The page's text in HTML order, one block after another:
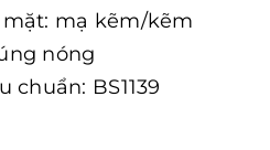
mặt: mạ kẽm/kẽm
nóng
chuẩn: BS1139